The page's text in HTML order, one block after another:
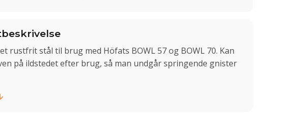
rustfrit stål til brug med Höfats BOWL 57 og BOWL 70. Kan
på ildstedet efter brug, så man undgår springende gnister